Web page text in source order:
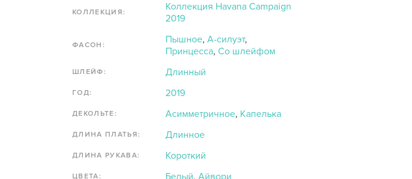
КОЛЛЕКЦИЯ:
Коллекция Havana Campaign
2019
ФАСОН: Пышное,А-силуэт,
Принцесса,Со шлейфом
ШЛЕЙФ: Длинный
ГОД: 2019
ДЕКОЛЬТЕ: Асимметричное, Капелька
ДЛИНА ПЛАТЬЯ: Длинное
ДЛИНА РУКАВА: Короткий
ЦВЕТА: Белый,Айвори